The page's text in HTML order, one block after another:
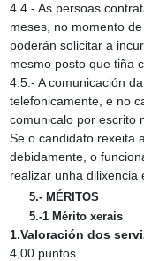
4.4.‑ As persoas
meses, no momento
poderán solicitar a
mesmo posto que tiña
4.5.‑ A comunicación
telefonicamente, e no
comunicalo por escrito
Se o candidato rexeita
debidamente, o
realizar unha dilixencia
5.‑ MÉRITOS
5.‑1 Mérito xerais
1.Valoración dos
4,00 puntos.